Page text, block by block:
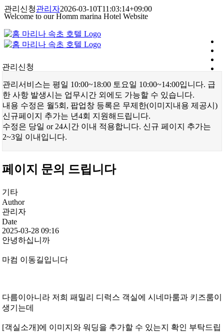
콘
텐
츠
로
건
뛰
기
Welcome to our Homm marina Hotel Website
관리신청관리자2026-03-10T11:03:14+09:00
관리신청
관리서비스는 평일 10:00~18:00 토요일 10:00~14:00입니다. 급
한 사항 발생시는 업무시간 외에도 가능할 수 있습니다.
내용 수정은 월5회, 팝업창 등록은 무제한(이미지내용 제공시)
신규페이지 추가는 년4회 지원해드립니다.
수정은 당일 or 24시간 이내 적용합니다. 신규 페이지 추가는
2~3일 이내입니다.
페이지 문의 드립니다
기타
Author
관리자
Date
2025-03-28 09:16
안녕하십니까
마컴 이동길입니다
다름이아니라 저희 패밀리 디럭스 객실에 시네마룸과 키즈룸이
생기는데
[객실소개]에 이미지와 워딩을 추가할 수 있는지 확인 부탁드립